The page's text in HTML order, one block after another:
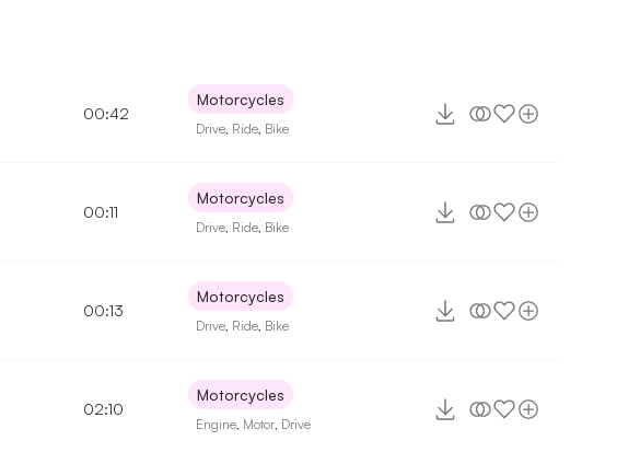
00:42
Motorcycles
Drive Ride Bike
00:11
Motorcycles
Drive Ride Bike
00:13
Motorcycles
Drive Ride Bike
02:10
Motorcycles
Engine Motor Drive